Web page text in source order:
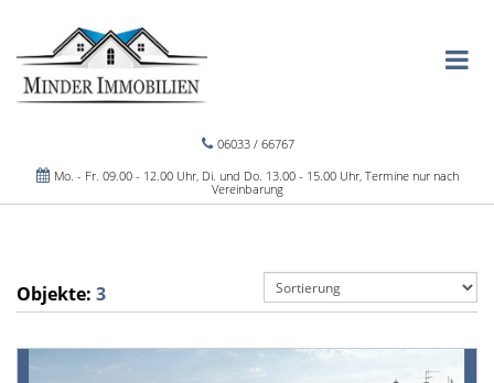
06033 / 66767
Mo. - Fr. 09.00 - 12.00 Uhr, Di. und Do. 13.00 - 15.00 Uhr, Termine nur nach
Vereinbarung
Objekte: 3